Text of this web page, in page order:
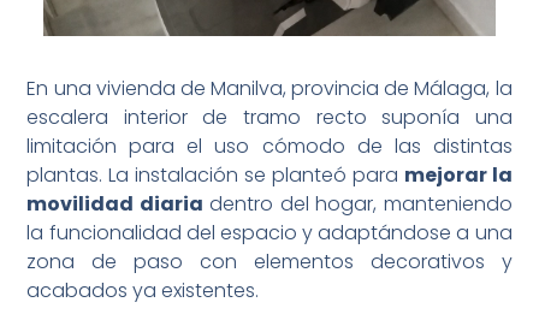
En una vivienda de Manilva, provincia de Málaga, la
escalera interior de tramo recto suponía una
limitación para el uso cómodo de las distintas
plantas. La instalación se planteó para mejorar la
movilidad diaria dentro del hogar, manteniendo
la funcionalidad del espacio y adaptándose a una
zona de paso con elementos decorativos y
acabados ya existentes.